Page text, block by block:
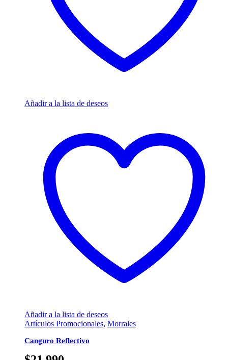
Añadir a la lista de deseos
Añadir a la lista de deseos
Artículos Promocionales, Morrales
Canguro Reflectivo